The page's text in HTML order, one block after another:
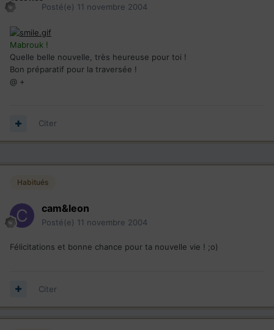
Posté(e) 11 novembre 2004
Mabrouk !
Quelle belle nouvelle, très heureuse pour toi !
Bon préparatif pour la traversée !
@ +
Citer
Habitués
cam&leon
Posté(e) 11 novembre 2004
Félicitations et bonne chance pour ta nouvelle vie ! ;o)
Citer